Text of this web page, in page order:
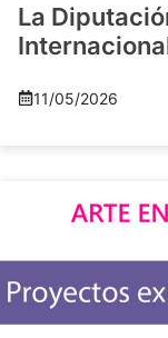
La
11/05/2026